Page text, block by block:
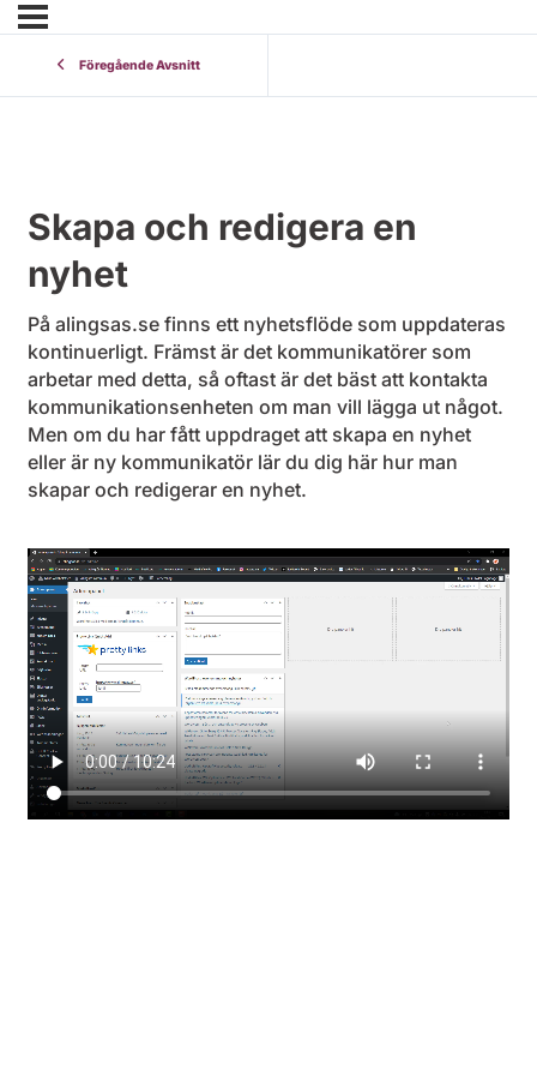
Föregående Avsnitt
Skapa och redigera en
nyhet
På alingsas.se finns ett nyhetsflöde som uppdateras
kontinuerligt. Främst är det kommunikatörer som
arbetar med detta, så oftast är det bäst att kontakta
kommunikationsenheten om man vill lägga ut något.
Men om du har fått uppdraget att skapa en nyhet
eller är ny kommunikatör lär du dig här hur man
skapar och redigerar en nyhet.